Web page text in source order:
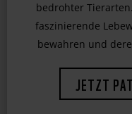
Leisten Sie einen
bedrohter
faszinierende
bewahren und
JETZT